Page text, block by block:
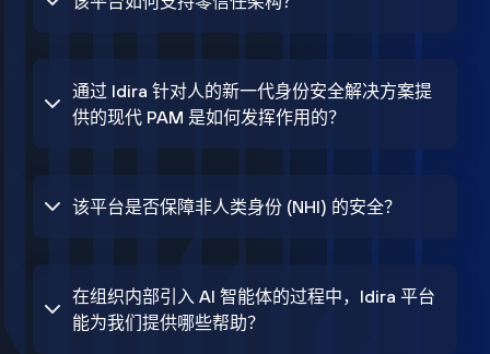
通过 Idira 针对人的新一代身份安全解决方案提
供的现代 PAM 是如何发挥作用的？
该平台是否保障非人类身份 (NHI) 的安全？
在组织内部引入 AI 智能体的过程中，Idira 平台
能为我们提供哪些帮助？